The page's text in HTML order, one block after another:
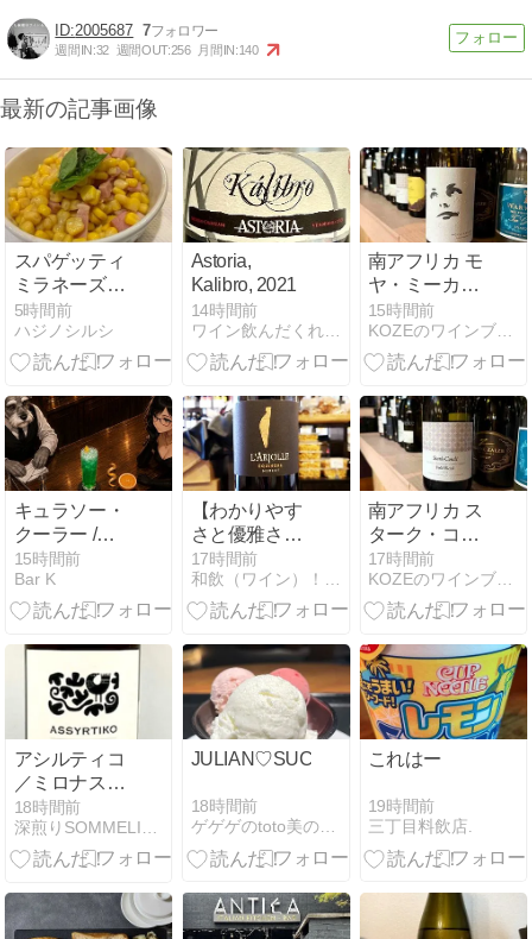
2005687 7
週間IN:32 週間OUT:256 月間IN:140
最新の記事画像
スパゲッティ
ミラネーズ@
王子「ゴリノ
ス」
5時間前
ハジノシルシ
Astoria,
Kalibro, 2021
14時間前
ワイン飲んだくれ日記
南アフリカ モ
ヤ・ミーカー
リースリング
2024をテイス
ティング
15時間前
キュラソー・
クーラー /
Curaçao
Cooler
15時間前
Bar K
【わかりやす
さと優雅さが
共存！】
17時間前
和飲（ワイン）！輪飲（ワイン）！話飲（ワイン）！
南アフリカ ス
ターク・コン
デ フィール
ド・ブレンド
2024をテイス
17時間前
KOZEのワインブログ
アシルティコ
／ミロナス・
ワイナリー
（2024）
18時間前
深煎りSOMMELIERの“日々是葡萄酒”
JULIAN♡SUCRÉ♡ACID
18時間前
ゲゲゲのtoto美のありがとうございらぶ
これはー
19時間前
三丁目料飲店.